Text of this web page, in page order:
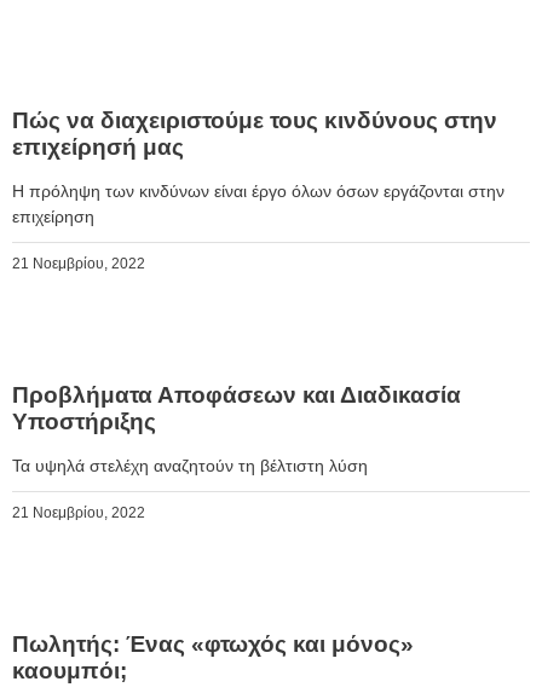
Πώς να διαχειριστούμε τους κινδύνους στην
επιχείρησή μας
Η πρόληψη των κινδύνων είναι έργο όλων όσων εργάζονται στην
επιχείρηση
21 Νοεμβρίου, 2022
Προβλήματα Αποφάσεων και Διαδικασία
Υποστήριξης
Τα υψηλά στελέχη αναζητούν τη βέλτιστη λύση
21 Νοεμβρίου, 2022
Πωλητής: Ένας «φτωχός και μόνος»
καουμπόι;